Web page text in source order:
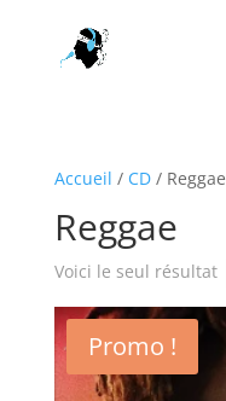
Accueil / CD/ Reggae
Reggae
Voici le seul résultat
Promo !